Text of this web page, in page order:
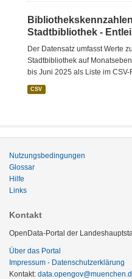
Stadtbibliothek -
Der Datensatz umfasst Werte
Stadtbibliothek auf
bis Juni 2025 als Liste im
CSV
Nutzungsbedingungen
Glossar
Hilfe
Links
Kontakt
OpenData-Portal der
Über das Portal
Impressum - Datenschutzerklärung
Kontakt: